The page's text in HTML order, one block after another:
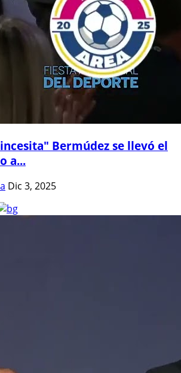
Bermúdez se llevó el
a...
Dic 3, 2025